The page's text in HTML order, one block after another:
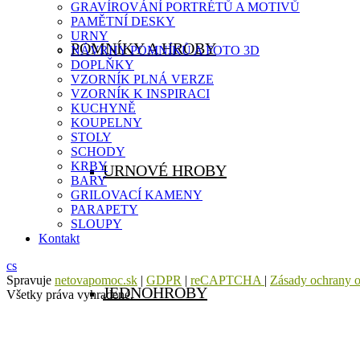
POMNÍKY A HROBY
URNOVÉ HROBY
JEDNOHROBY
GRAVÍROVÁNÍ PORTRÉTŮ A MOTIVŮ
PAMĚTNÍ DESKY
URNY
NÁVRHY POMNÍKŮ A FOTO 3D
DOPLŇKY
VZORNÍK PLNÁ VERZE
VZORNÍK K INSPIRACI
KUCHYNĚ
KOUPELNY
STOLY
SCHODY
KRBY
BARY
GRILOVACÍ KAMENY
PARAPETY
SLOUPY
Kontakt
cs
Spravuje netovapomoc.sk | GDPR | reCAPTCHA | Zásady ochrany
Všetky práva vyhradené.